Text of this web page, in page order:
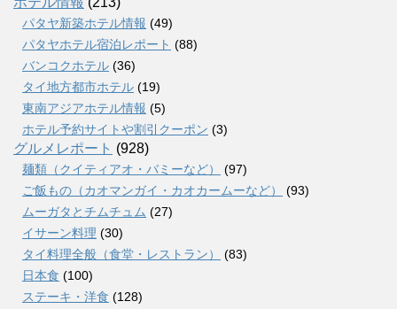
パタヤ新築ホテル情報 (49)
パタヤホテル宿泊レポート (88)
バンコクホテル (36)
タイ地方都市ホテル (19)
東南アジアホテル情報 (5)
ホテル予約サイトや割引クーポン (3)
グルメレポート (928)
麺類（クイティアオ・バミーなど）
(97)
ご飯もの（カオマンガイ・カオカームーなど）
(93)
ムーガタとチムチュム (27)
イサーン料理 (30)
タイ料理全般（食堂・レストラン）
(83)
日本食 (100)
ステーキ・洋食 (128)